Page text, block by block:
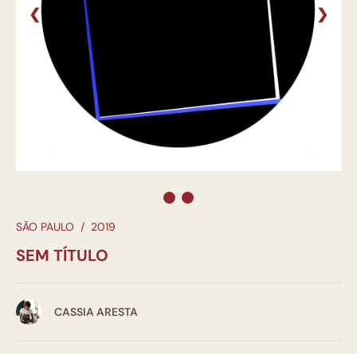
❮ ❯
SÃO PAULO / 2019
SEM TÍTULO
CASSIA ARESTA